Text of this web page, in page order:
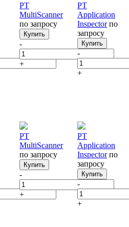
PT
MultiScanner
по запросу
Купить
-
+
PT
Application
Inspector по
запросу
Купить
-
+
PT
MultiScanner
по запросу
Купить
-
+
PT
Application
Inspector по
запросу
Купить
-
+